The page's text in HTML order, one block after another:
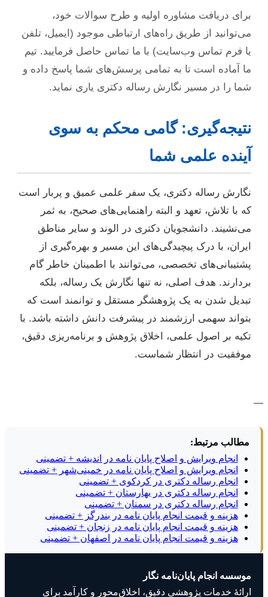
برای دریافت مشاوره اولیه و طرح سوالات خود،
می‌توانید از طریق راه‌های ارتباطی موجود (ایمیل، تلفن
یا فرم تماس وب‌سایت) با ما تماس حاصل فرمایید. تیم
ما آماده است تا به تمامی پرسش‌های شما پاسخ داده و
شما را در مسیر نگارش رساله دکتری یاری نماید.
نتیجه‌گیری: گامی محکم به سوی
آینده علمی شما
نگارش رساله دکتری، یک سفر علمی عمیق و پربار است
که با تلاش، تعهد و البته راهنمایی‌های صحیح، به ثمر
می‌نشیند. دانشجویان دکتری در الوند و سایر مناطق
ایران، با درک پیچیدگی‌های این مسیر و بهره‌گیری از
پشتیبانی‌های تخصصی، می‌توانند با اطمینان خاطر گام
بردارند. هدف اصلی، نه تنها نگارش یک رساله، بلکه
تبدیل شدن به یک پژوهشگر مستقل و توانمند است که
بتواند سهمی ارزشمند در پیشرفت دانش داشته باشد. با
تکیه بر اصول علمی، اخلاق پژوهش و برنامه‌ریزی دقیق،
موفقیت در انتظار شماست.
—
مطالب مرتبط:
انجام ویرایش و اصلاح پایان نامه در اندیشه + تضمینی
انجام ویرایش و اصلاح پایان نامه در خمینی‌شهر + تضمینی
انجام رساله دکتری در کردکوی + تضمینی
انجام رساله دکتری در بهارستان + تضمینی
انجام رساله دکتری در سمنان + تضمینی
هزینه و قیمت انجام پایان نامه در بندرگز + تضمینی
هزینه و قیمت انجام پایان نامه در زنجان + تضمینی
هزینه و قیمت انجام پایان نامه در اصفهان + تضمینی
موسسه انجام پایان‌نامه نگار
ارائهٔ خدمات پژوهشی دقیق، اخلاق‌محور و کارآمد برای